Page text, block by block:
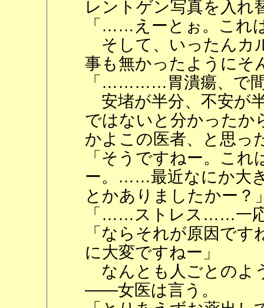
レントゲン写真を入れ
「……えーとぉ。これ
そして、いったんカ
事も無かったようにそ
「…………胃潰瘍、で
安堵が半分、不安が
ではないと分かったか
かよこの医者、と思っ
「そうですねー。こ
ー。……最近なにか大
とかありましたかー？
「……ストレス……一
「ならそれが原因で
に大変ですねー」
なんとも人ごとのよ
――女医は言う。